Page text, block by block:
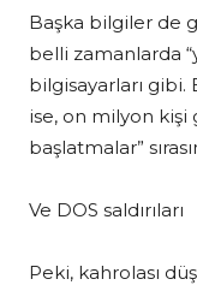
Başka bilgiler de
belli zamanlarda
bilgisayarları
ise, on milyon
başlatmalar”
Ve DOS saldırıları
Peki, kahrolası